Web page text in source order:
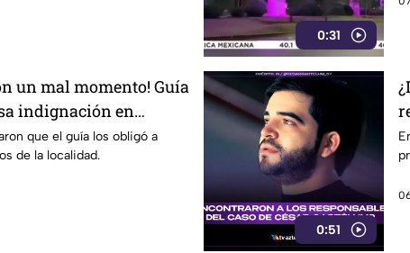
0:31
un mal momento! Guía
indignación en
que el guía los obligó a
de la localidad.
0:51